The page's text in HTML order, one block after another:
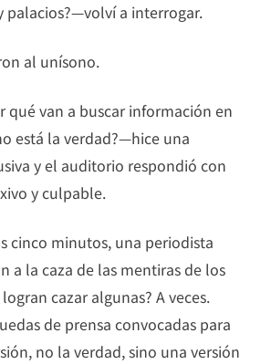
palacios?—volví a interrogar.
al unísono.
qué van a buscar información en
está la verdad?—hice una
y el auditorio respondió con
y culpable.
cinco minutos, una periodista
a la caza de las mentiras de los
cazar algunas? A veces.
de prensa convocadas para
no la verdad, sino una versión